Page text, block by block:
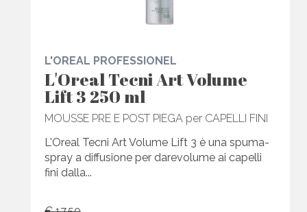
L'OREAL PROFESSIONEL
L'Oreal Tecni Art Volume
Lift 3 250 ml
MOUSSE PRE E POST PIEGA per CAPELLI FINI
L'Oreal Tecni Art Volume Lift 3 è una spuma-
spray a diffusione per darevolume ai capelli
fini dalla...